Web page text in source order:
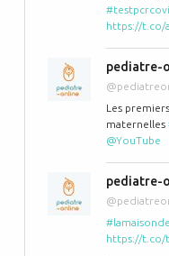
https://t.co/
pediatre-
Les
maternelles
@YouTube
pediatre-
https://t.co/